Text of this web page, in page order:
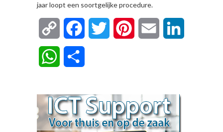
jaar loopt een soortgelijke procedure.
Copy
Link
FacebookTwitter Pinterest Email
WhatsApp